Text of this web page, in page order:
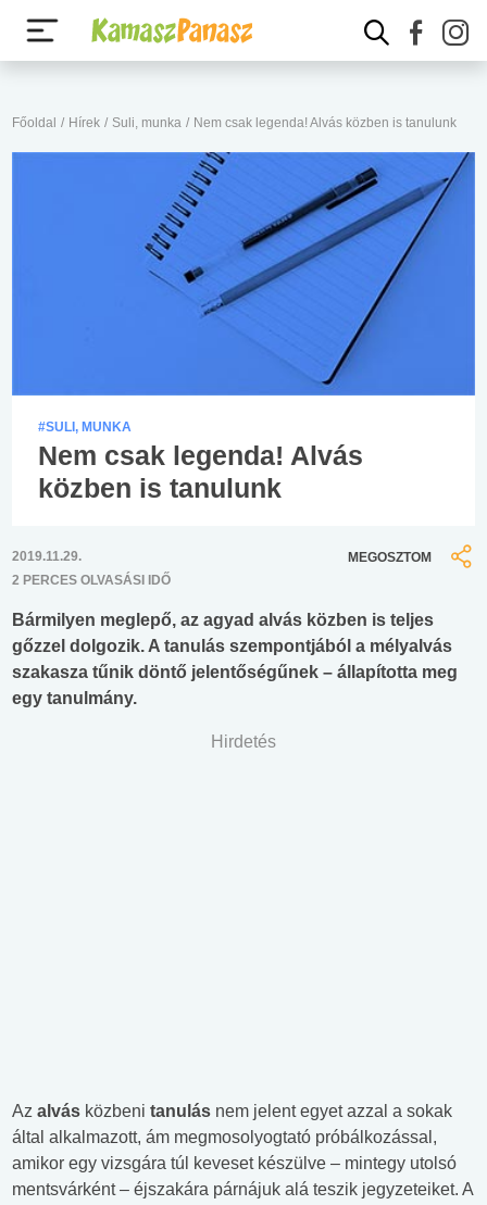
Főoldal / Hírek / Suli, munka / Nem csak legenda! Alvás közben is tanulunk
#SULI, MUNKA
Nem csak legenda! Alvás
közben is tanulunk
2019.11.29.
2 PERCES OLVASÁSI IDŐ
MEGOSZTOM
Bármilyen meglepő, az agyad alvás közben is teljes
gőzzel dolgozik. A tanulás szempontjából a mélyalvás
szakasza tűnik döntő jelentőségűnek – állapította meg
egy tanulmány.
Hirdetés
Az alvás közbeni tanulás nem jelent egyet azzal a sokak
által alkalmazott, ám megmosolyogtató próbálkozással,
amikor egy vizsgára túl keveset készülve – mintegy utolsó
mentsvárként – éjszakára párnájuk alá teszik jegyzeteiket. A